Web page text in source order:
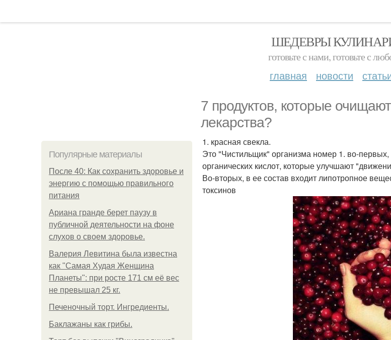
ШЕДЕВРЫ
готовьте с нами, готовьте с
главная новости
7 продуктов, которые
лекарства?
Популярные материалы
После 40: Как сохранить здоровье и
энергию с помощью правильного
питания
Ариана гранде берет паузу в
публичной деятельности на фоне
слухов о своем здоровье.
Валерия Левитина была известна
как "Самая Худая Женщина
Планеты": при росте 171 см её вес
не превышал 25 кг.
Печеночный торт. Ингредиенты.
Баклажаны как грибы.
1. красная свекла.
Это "Чистильщик" организма номер 1. во-
органических кислот, которые улучшают
Во-вторых, в ее состав входит липотропное
токсинов